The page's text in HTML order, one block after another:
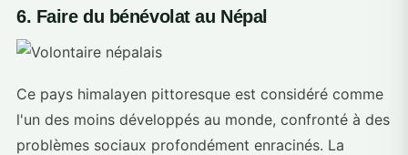
6. Faire du bénévolat au Népal
Ce pays himalayen pittoresque est considéré comme
l'un des moins développés au monde, confronté à des
problèmes sociaux profondément enracinés. La